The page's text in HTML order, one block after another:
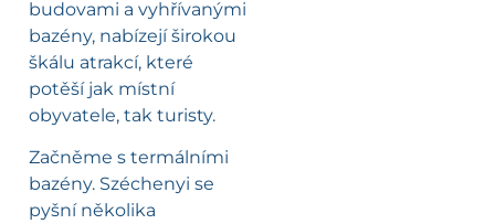
budovami a vyhřívanými
bazény, nabízejí širokou
škálu atrakcí, které
potěší jak místní
obyvatele, tak turisty.
Začněme s termálními
bazény. Széchenyi se
pyšní několika